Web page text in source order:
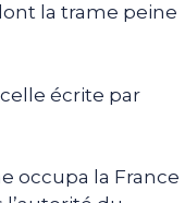
la trame peine
écrite par
occupa la France